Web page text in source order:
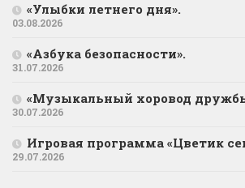
«Улыбки летнего дня».
03.08.2026
«Азбука безопасности».
31.07.2026
«Музыкальный хоровод
30.07.2026
Игровая программа «Цветик
29.07.2026